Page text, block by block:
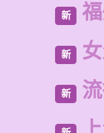
新
新
新